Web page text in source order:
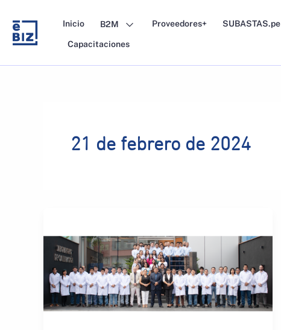
content
Inicio B2M Proveedores+ SUBASTAS.pe
Capacitaciones
21 de febrero de 2024